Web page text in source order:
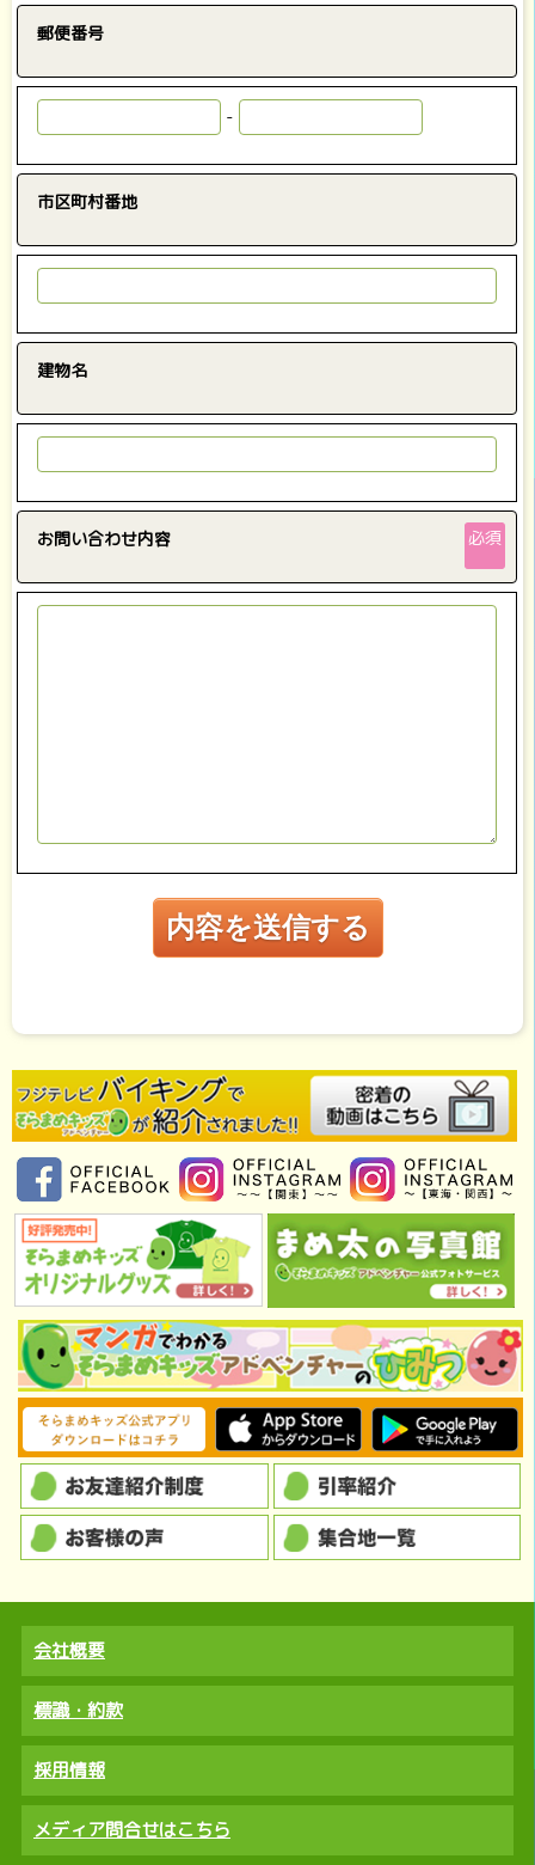
郵便番号
-
市区町村番地
建物名
お問い合わせ内容 必須
会社概要
標識・約款
採用情報
メディア問合せはこちら